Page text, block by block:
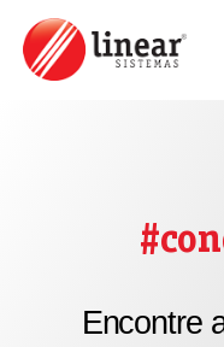
Encontre